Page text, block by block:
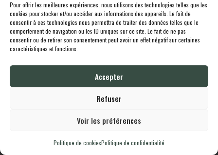
Pour offrir les meilleures expériences, nous utilisons des technologies telles que les
cookies pour stocker et/ou accéder aux informations des appareils. Le fait de
consentir à ces technologies nous permettra de traiter des données telles que le
comportement de navigation ou les ID uniques sur ce site. Le fait de ne pas
consentir ou de retirer son consentement peut avoir un effet négatif sur certaines
caractéristiques et fonctions.
Accepter
Refuser
Voir les préférences
Politique de cookiesPolitique de confidentialité
Toutes les destinations Boutique Le cheptel Contact
Lodgingcarppropulsé fièrement par Une créationWhornat.com | Mentions
Légales | Politique de confidentialité
English Français